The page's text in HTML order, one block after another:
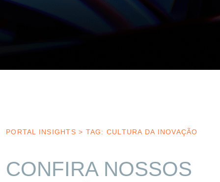
PORTAL INSIGHTS > TAG: CULTURA DA INOVAÇÃO
CONFIRA NOSSOS